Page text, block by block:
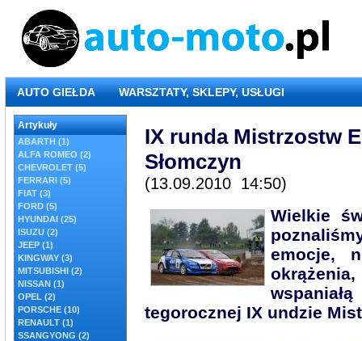
AUTO GIEŁDA WARSZTATY, SKLEPY, USŁUGI
Artykuły
ABARTH (1)
ALFA ROMEO (2)
CHEVROLET (5)
FERRARI (5)
FIAT (3)
FORD (5)
HYUNDAI (25)
ISUZU (2)
JEEP (1)
KINGWAY (3)
MITSUBISHI (2)
NISSAN (1)
OPEL (2)
PORSCHE (10)
RENAULT (1)
SSANGYONG (2)
IX runda Mistrzostw
Słomczyn
(13.09.2010 14:50)
Wielkie
emocje,
tegorocznej IX undzie